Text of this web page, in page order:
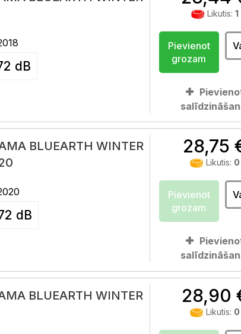
dB
Likutis: 1
Pievienot
grozam
BLUEARTH WINTER
dB
28,75
Likutis: 0
Pievienot
grozam
BLUEARTH WINTER
28,90
Likutis: 0